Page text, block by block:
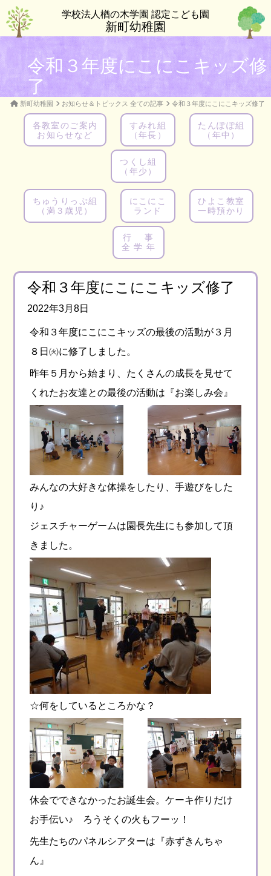
学校法人楢の木学園 認定こども園
新町幼稚園
令和３年度にこにこキッズ修
了
新町幼稚園 お知らせ＆トピックス 全ての記事 令和３年度にこにこキッズ修了
各教室のご案内
お知らせなど
すみれ組
（年長）
たんぽぽ組
（年中）
つくし組
（年少）
ちゅうりっぷ組
（満３歳児）
にこにこ
ランド
ひよこ教室
一時預かり
行 事
全 学 年
令和３年度にこにこキッズ修了
2022年3月8日
令和３年度にこにこキッズの最後の活動が３月
８日㈫に修了しました。
昨年５月から始まり、たくさんの成長を見せて
くれたお友達との最後の活動は『お楽しみ会』
みんなの大好きな体操をしたり、手遊びをした
り♪
ジェスチャーゲームは園長先生にも参加して頂
きました。
☆何をしているところかな？
休会でできなかったお誕生会。ケーキ作りだけ
お手伝い♪ ろうそくの火もフーッ！
先生たちのパネルシアターは『赤ずきんちゃ
ん』